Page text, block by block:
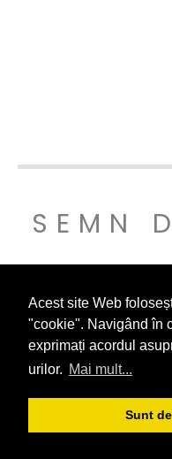
Acest site Web
"cookie". Navigând în
exprimați acordul
urilor. Mai mult...
Sunt
SEMN